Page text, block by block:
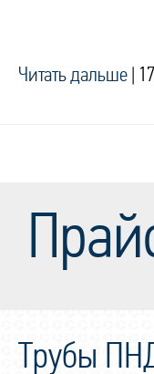
Читать дальше |
Трубы